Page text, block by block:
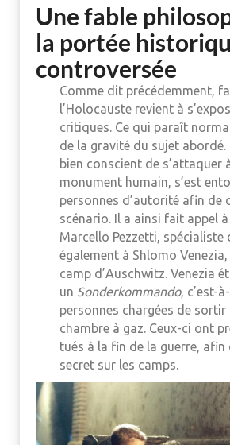
Une fable
la portée
controversée
Comme dit précédemment,
l’Holocauste revient à
critiques. Ce qui paraît
de la gravité du sujet abordé.
bien conscient de s’attaquer
monument humain, s’est
personnes d’autorité afin de
scénario. Il a ainsi fait appel
Marcello Pezzetti, spécialiste
également à Shlomo
camp d’Auschwitz. Venezia
un Sonderkommando, c’est-
personnes chargées de sortir
chambre à gaz. Ceux-ci ont
tués à la fin de la guerre, afin
secret sur les camps.